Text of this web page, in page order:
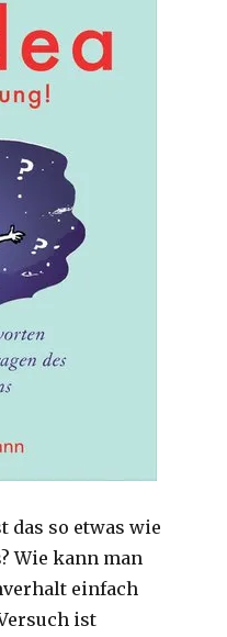
so etwas wie
Wie kann man
einfach
ist